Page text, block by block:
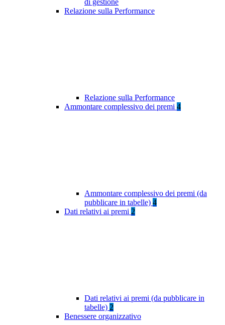
di gestione
Relazione sulla Performance
Relazione sulla Performance
Ammontare complessivo dei premi 4
Ammontare complessivo dei premi (da
pubblicare in tabelle) 4
Dati relativi ai premi 2
Dati relativi ai premi (da pubblicare in
tabelle) 2
Benessere organizzativo